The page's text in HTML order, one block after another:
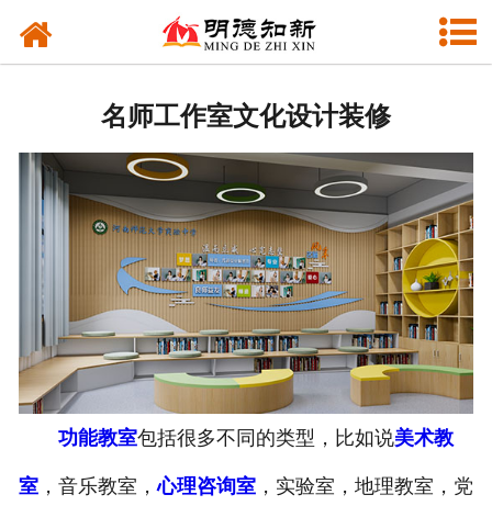
网站首页
文化长廊
功能教室
VI设计
名师工作室文化设计装修
功能教室包括很多不同的类型，比如说美术教
室，音乐教室，心理咨询室，实验室，地理教室，党